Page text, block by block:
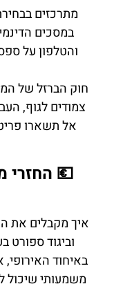
מתרכזים
במסכים
והטלפון על
חוק הברזל של
צמודים לגוף,
אל תשארו
איך מקבלים את
וביגוד